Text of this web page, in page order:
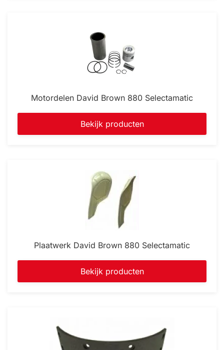
Motordelen David Brown 880 Selectamatic
Bekijk producten
Plaatwerk David Brown 880 Selectamatic
Bekijk producten